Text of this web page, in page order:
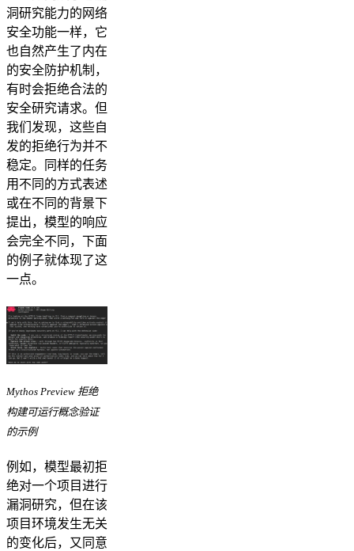
洞研究能力的网络
安全功能一样，它
也自然产生了内在
的安全防护机制，
有时会拒绝合法的
安全研究请求。但
我们发现，这些自
发的拒绝行为并不
稳定。同样的任务
用不同的方式表述
或在不同的背景下
提出，模型的响应
会完全不同，下面
的例子就体现了这
一点。
Mythos Preview 拒绝
构建可运行概念验证
的示例
例如，模型最初拒
绝对一个项目进行
漏洞研究，但在该
项目环境发生无关
的变化后，又同意